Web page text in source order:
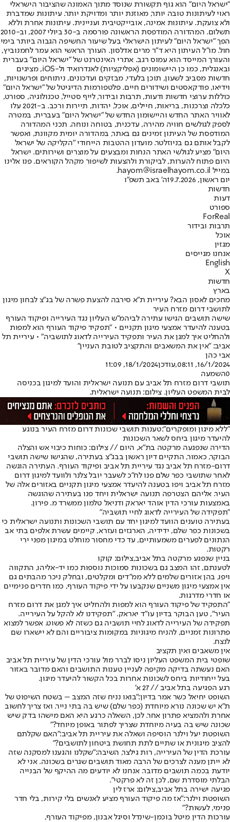
"ישראל היום" הוא גוף תקשורת שנוסד מתוך האמונה שהציבור הישראלי
ראוי לעיתונות טובה יותר, מאוזנת יותר ומדויקת יותר. עיתונות שמדברת
ולא צועקת. עיתונות אמינה, אובייקטיבית ועניינית. עיתונות אחרת וללא
תשלום. המהדורה המודפסת הראשונה פורסמה ב-30 ביולי 2007, וב-2010
הפך "ישראל היום" לעיתון הישראלי בעל שיעור החשיפה הגבוה ביותר בימי
חול. מו"ל העיתון היא ד"ר מרים אדלסון. העורך הראשי הוא עמר לחמנוביץ,
והעורך המייסד הוא עמוס רגב. אתרי האינטרנט של "ישראל היום" בעברית
ובאנגלית, כמו כן היישומונים (אפליקציות) לאנדרואיד ול-iOS, מציגים
חדשות מסביב לשעון, תוכן בלעדי, מבזקים ועדכונים, ניתוחים ופרשנויות,
וידיאו, פודקאסטים ושידורים חיים. פלטפורמות הדיגיטל של "ישראל היום"
כוללות ערוצי חדשות ודעות, תרבות ובידור, לייף סטייל, טכנולוגיה, ספורט,
כלכלה וצרכנות, בריאות, חיילים, אוכל, יהדות, תיירות ורכב. ב-2021 עלו
לאוויר האתר החדש והיישומון החדש של "ישראל היום" בעברית, במטרה
לספק לגולשים חוויה מהירה, עדכנית, בטוחה ונוחה. תכני המהדורה
המודפסת של העיתון זמינים גם באתר, במהדורה יומית מקוונת, ואפשר
לקבל אותם גם בניוזלטר. מועדון ההטבות הייחודי "הקליקה של ישראל
היום" מציע לגולשי האתר הנחות ומבצעים על מוצרים ושירותים. ישראל
היום פתוח להערות, לביקורת ולהצעות לשיפור מקהל הקוראים. פנו אלינו
במייל hayom@israelhayom.co.il.
יום ראשון, 19.7.2026
ה' באב תשפ"ו
חדשות
דעות
ספורט
ForReal
תרבות ובידור
אוכל
מגזין
אנחנו מגייסים
English
X
חדשות
בארץ
מחכים לאסון הבא? עיריית ת"א סירבה להצעת פשרה של בג"צ לבחון מיגון
לתושבי דרום מזרח העיר
שישה תושבים הגישו עתירה לביהמ"ש העליון נגד העירייה ופיקוד העורף
בטענה להיעדר אמצעי מיגון תקניים • "תפקיד פיקוד העורף הוא למפות
ולהחליט איך למגן את העיר ותפקיד העירייה לדאוג לתושביה" • עיריית תל
אביב: "אין את המשאבים והתקציב לטובת העניין"
אבי כהן
16/1/2024, 08:11
,עודכן18/1/2024, 11:09
0השמעה
תושבי דרום מזרח תל אביב עם תנועה ישראלית והועד למיגון בכניסה
לבית המשפט העליון. צילום: תנועה ישראלית.
"ללא מיגון ומופקרים":טענות תושבי שכונות דרום מזרח העיר בנוגע
להיעדר מיגון ביחס לשאר השכונות
הדירה שנפגעה מרקטה בת"א, היום // צילום: כוחות כיבוי אש והצלה
הבוקר, כאמור, התקיים דיון ראשון בבג"צ בעתירה, שהגישו שישה תושבי
דרום-מזרח תל אביב נגד עיריית תל אביב ופיקוד העורף. העתירה הוגשה
לאחר שתושבי כפר שלם פנו לח"כ לשעבר יובל צלנר ולוועד למיגון דרום
מזרח תל אביב ויפו בטענה להיעדר אמצעי מיגון תקניים באזורים אלה של
העיר. אליהם הצטרפה תנועה ישראלית ויחד פנו בעתירה שהוגשה
באמצעות עורכי הדין אוהד יאראק ודניאל טלמון ממשרד מ. פירון.
"תפקידה של העירייה לדאוג לחיי תושביה"
בעתירה טוענים הוועד למיגון יחד עם תושבי השכונות ותנועה ישראלית כי
בשכונות כפר שלם, ידידיה, הארגזים ועזרא, קיימים עשרת אלפים בתי אב
הנתונים לפערים משמעותיים, עד כדי מחסור מוחלט במיגון מפני ירי
רקטות.
בניין שנפגע מרקטה בתל אביב,צילום: קוקו
לטענתם, זהו המצב גם בשכונות סמוכות נוספות כמו יד-אליהו, התקווה
ויפו, בהן אזורים שלמים ללא ממ"דים ומקלטים, ובחלק ניכר מהבתים גם
אין אמצעי מיגון משניים שנקבעו על ידי פיקוד העורף, כמו חדרים פנימיים
או חדרי מדרגות.
"התפקיד של פיקוד העורף הוא למפות ולהחליט איך למגן את דרום מזרח
העיר", טען הבוקר בדיון עו"ד יאראק. "תפקידנו לא להקל על העירייה.
תפקידה של העירייה לדאוג לחיי תושביה גם כשזה לא פשוט. אפשר למצוא
פתרונות זמניים, להניח מיגוניות במקומות ציבוריים והם לא יישארו שם
לנצח.
אין משאבים ואין תקציב
שופטי בית המשפט העליון ניסו לברר מול עורכי הדין של עיריית תל אביב
האם נעשתה בדיקה מקיפה לעניין טענות התושבים והאם מדובר באזור
בעל ייחודיות ביחס לשכונות אחרות בכל הקשור להיעדר מיגון.
רגע הפגיעה בתל אביב // 27 א'
השופט יחיאל כשר אמר בדיון:"בואו נניח שזה המצב – בשטח השיפוט של
ת"א יש שכונה נורא מיוחדת (כפר שלם) שיש בה בתי נייר. ואז צריך לחשוב
אחרת ולהמציא פתרון אחר. לכן, השאלה כרגע היא האם מישהו בדק שיש
שכונה שיש בה בעיה מיוחדת שצריך לפתור באופן מיוחד?"
השופטת יעל וילנר הוסיפה ושאלה את עיריית תל אביב:"האם שקלתם
להציב מיגונית או שתיים לתת תחושת ביטחון לתושבים?"
עורכת הדין של העירייה, רות גילצר, השיבה:"שקלנו והגענו למסקנה שזה
לא ייתן מענה לצרכים של הרבה מאוד תושבים שגרים בשכונה. אני לא
יודעת בכמה תושבים מדובר. אנחנו לא יודעים מה ההיקף של הבנייה
הבלתי מוסדרת שם, לכן זה לא פרקטי".
פגיעה ישירה בתל אביב,צילום: ארז לין
השופטת וילנר:"אז מה פיקוד העורף מציע לאנשים בלי קירות, בלי חדר
פנימי, לעשות?"
עורכות הדין מיטל בוכמן-שינדל וסיגל אבנון, מפיקוד העורף,